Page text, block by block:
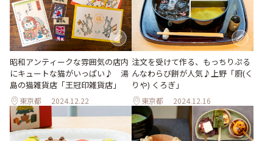
昭和アンティークな雰囲気の店内
にキュートな猫がいっぱい♪ 湯
島の猫雑貨店「王冠印雑貨店」
東京都 2024.12.22
注文を受けて作る、もっちりぷる
んなわらび餅が人気♪上野「廚(く
りや) くろぎ」
東京都 2024.12.16